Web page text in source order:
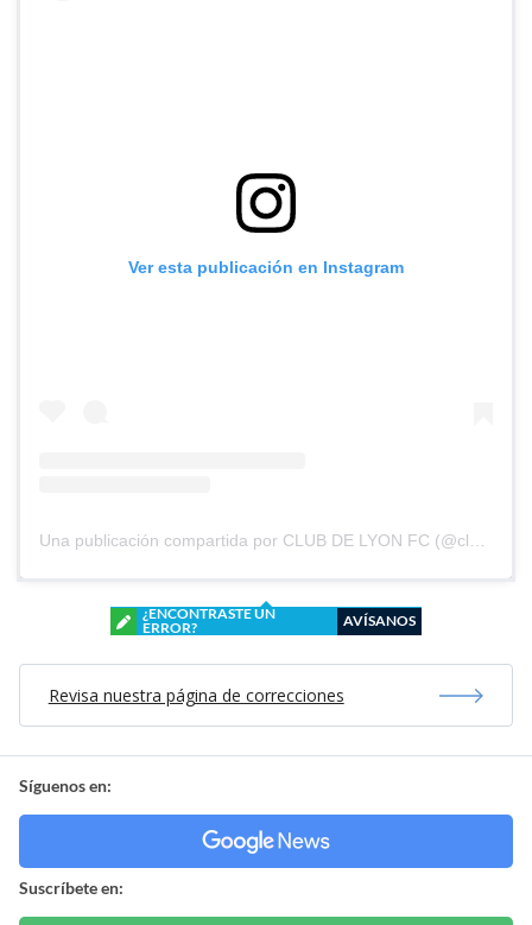
Ver esta publicación en Instagram
Una publicación compartida por CLUB DE LYON FC (@clubdelyonfc)
¿ENCONTRASTE UN
ERROR?
AVÍSANOS
Revisa nuestra página de correcciones
Síguenos en:
Suscríbete en: